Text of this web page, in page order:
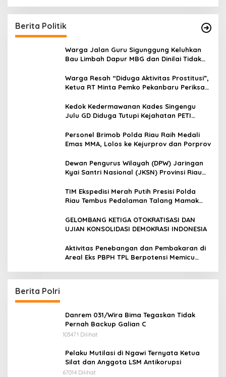
Berita Politik
Warga Jalan Guru Sigunggung Keluhkan
Bau Limbah Dapur MBG dan Dinilai Tidak
Warga Resah “Diduga Aktivitas Prostitusi”,
Ketua RT Minta Pemko Pekanbaru Periksa
Jalan Tanjung Datuk
Kedok Kedermawanan Kades Singengu
Julu GD Diduga Tutupi Kejahatan PETI
Personel Brimob Polda Riau Raih Medali
Emas MMA, Lolos ke Kejurprov dan Porprov
Dewan Pengurus Wilayah (DPW) Jaringan
Kyai Santri Nasional (JKSN) Provinsi Riau
audiensi ke Badan Kesatuan Bangsa dan
Politik (Kesbangpol) Provinsi Riau
TIM Ekspedisi Merah Putih Presisi Polda
Riau Tembus Pedalaman Talang Mamak
Kepedulian Nyata untuk Negeri
GELOMBANG KETIGA OTOKRATISASI DAN
UJIAN KONSOLIDASI DEMOKRASI INDONESIA
Aktivitas Penebangan dan Pembakaran di
Areal Eks PBPH TPL Berpotensi Memicu
Berita Polri
Danrem 031/Wira Bima Tegaskan Tidak
Pernah Backup Galian C
103471 Dilihat
Pelaku Mutilasi di Ngawi Ternyata Ketua
Silat dan Anggota LSM Antikorupsi
67014 Dilihat